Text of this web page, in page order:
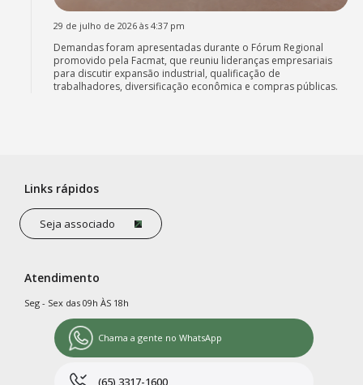
29 de julho de 2026 às 4:37 pm
Demandas foram apresentadas durante o Fórum Regional
promovido pela Facmat, que reuniu lideranças empresariais
para discutir expansão industrial, qualificação de
trabalhadores, diversificação econômica e compras públicas.
Links rápidos
Seja associado
Atendimento
Seg - Sex das 09h ÀS 18h
Chama a gente no WhatsApp
(65) 3317-1600